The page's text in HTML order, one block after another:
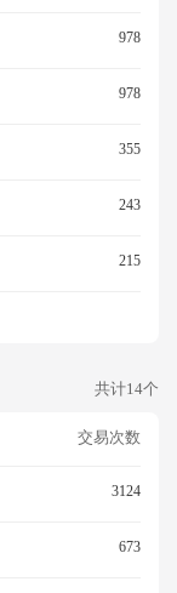
978
978
355
243
215
共计14个
交易次数
3124
673